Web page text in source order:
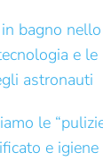
bagno
e
astronauti
le
e